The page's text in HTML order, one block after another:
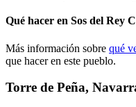
Qué hacer en Sos del Rey
Más información sobre qué
que hacer en este pueblo.
Torre de Peña,